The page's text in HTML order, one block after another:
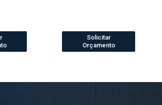
Solicitar
Orçamento